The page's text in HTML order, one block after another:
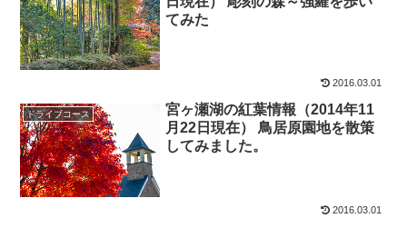
てみた
2016.03.01
ドライブコース
宮ヶ瀬湖の紅葉情報（2014年11
月22日現在） 鳥居原園地を散策
してみました。
2016.03.01